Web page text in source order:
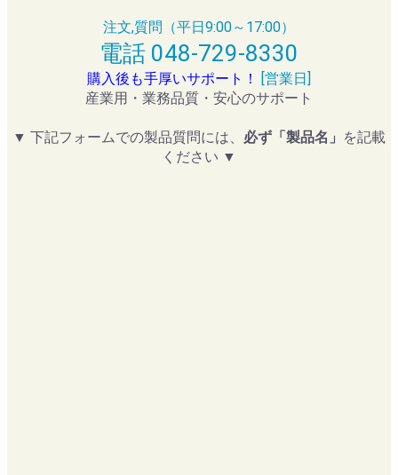
注文,質問（平日9:00～17:00）
電話 048-729-8330
購入後も手厚いサポート！
[営業日]
産業用・業務品質・安心のサポート
▼ 下記フォームでの製品質問には、 必ず「製品名」 を記載
ください ▼